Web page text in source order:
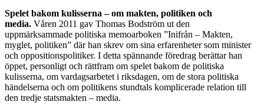
Spelet bakom kulisserna – om makten, politiken och
media. Våren 2011 gav Thomas Bodström ut den
uppmärksammade politiska memoarboken ”Inifrån – Makten,
myglet, politiken” där han skrev om sina erfarenheter som minister
och oppositionspolitiker. I detta spännande föredrag berättar han
öppet, personligt och rättfram om spelet bakom de politiska
kulisserna, om vardagsarbetet i riksdagen, om de stora politiska
händelserna och om politikens stundtals komplicerade relation till
den tredje statsmakten – media.